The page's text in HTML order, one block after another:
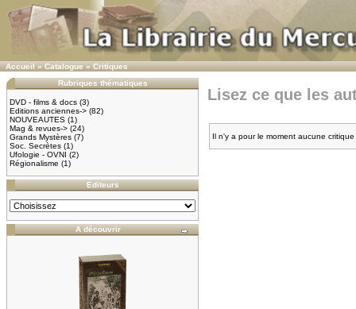
Accueil»Catalogue»Critiques
Rubriques thématiques
DVD - films & docs (3)
Editions anciennes-> (82)
NOUVEAUTES (1)
Mag & revues-> (24)
Grands Mystères (7)
Soc. Secrètes (1)
Ufologie - OVNI (2)
Régionalisme (1)
Editeurs
A découvrir
Lisez ce que les
Il n'y a pour le moment aucune